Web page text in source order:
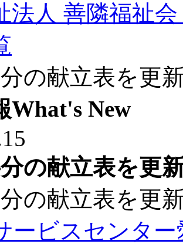
法人 善隣福祉会
の献立表を更
What's New
の献立表を更
の献立表を更
ービスセンター